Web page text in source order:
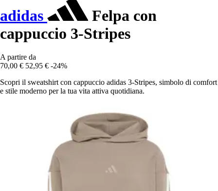
adidas
Felpa con
cappuccio 3-Stripes
A partire da
70,00 € 52,95 € -24%
Scopri il sweatshirt con cappuccio adidas 3-Stripes, simbolo di comfort
e stile moderno per la tua vita attiva quotidiana.